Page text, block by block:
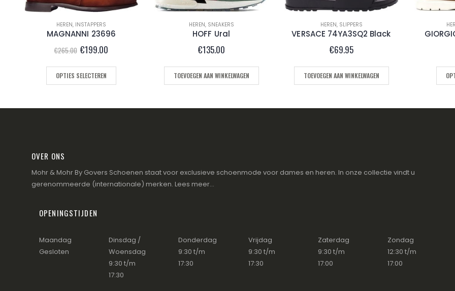
HEREN, INSTAPPERS
MAGNANNI 23696
€265.00 Oorspronkelijke
prijs
was:
€265.00.
€199.00
is:
OPTIES SELECTEREN
HEREN, SNEAKERS
HOFF Ural
€135.00
TOEVOEGEN AAN WINKELWAGEN
HEREN, SLIPPERS
VERSACE 74YA3SQ2 Black
€69.95
TOEVOEGEN AAN WINKELWAGEN
OVER ONS
Mohr & Mohr By Govers Schoenen staat voor exclusieve schoenmode voor dames en heren. In onze collectie vindt u
gerenommeerde (internationale) merken. Lees meer...
OPENINGSTIJDEN
Maandag
Gesloten
Dinsdag /
Woensdag
9:30 t/m
17:30
Donderdag
9:30 t/m
17:30
Vrijdag
9:30 t/m
17:30
Zaterdag
9:30 t/m
17:00
Zondag
12:30 t/m
17:00